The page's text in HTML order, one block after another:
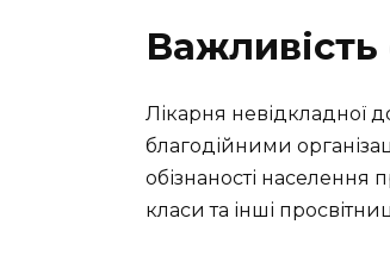
Важливість
Лікарня невідкладної
благодійними
обізнаності
класи та інші